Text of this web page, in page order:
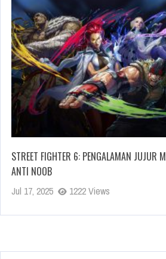
STREET FIGHTER 6: PENGALAMAN JUJUR
ANTI NOOB
Jul 17, 2025 1222 Views